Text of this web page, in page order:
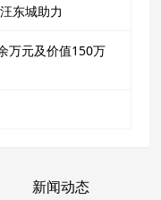
东城助力
万元及价值150万
新闻动态